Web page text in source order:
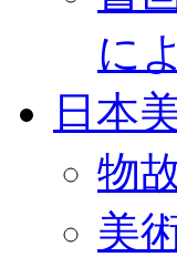
に
日本
物
美